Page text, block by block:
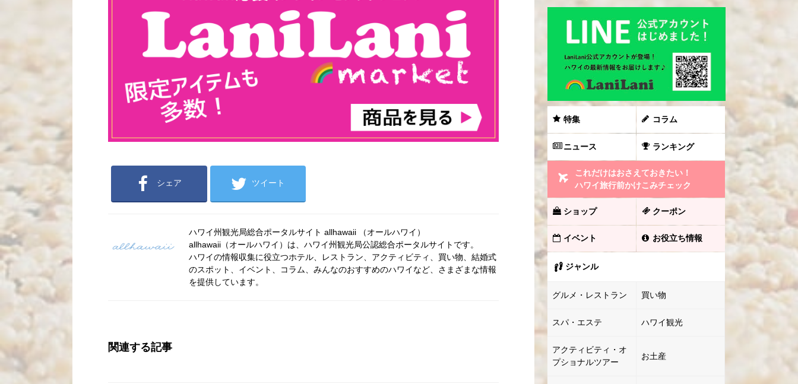
シェア ツイート
ハワイ州観光局総合ポータルサイト allhawaii （オールハワイ）
allhawaii（オールハワイ）は、ハワイ州観光局公認総合ポータルサイトです。
ハワイの情報収集に役立つホテル、レストラン、アクティビティ、買い物、結婚式
のスポット、イベント、コラム、みんなのおすすめのハワイなど、さまざまな情報
を提供しています。
関連する記事
特集 コラム
ニュース ランキング
これだけはおさえておきたい！
ハワイ旅行前かけこみチェック
ショップ クーポン
イベント お役立ち情報
ジャンル
グルメ・レストラン 買い物
スパ・エステ ハワイ観光
アクティビティ・オ
プショナルツアー
お土産